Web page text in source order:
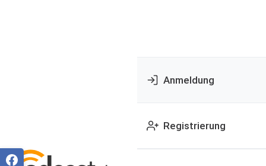
Anmeldung
Registrierung